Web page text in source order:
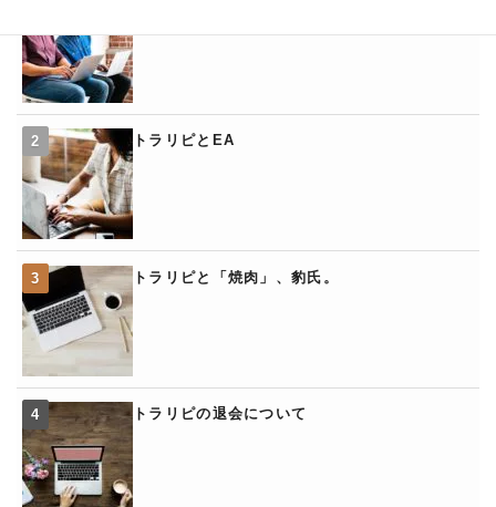
トラリピとEA
トラリピと「焼肉」、豹氏。
トラリピの退会について